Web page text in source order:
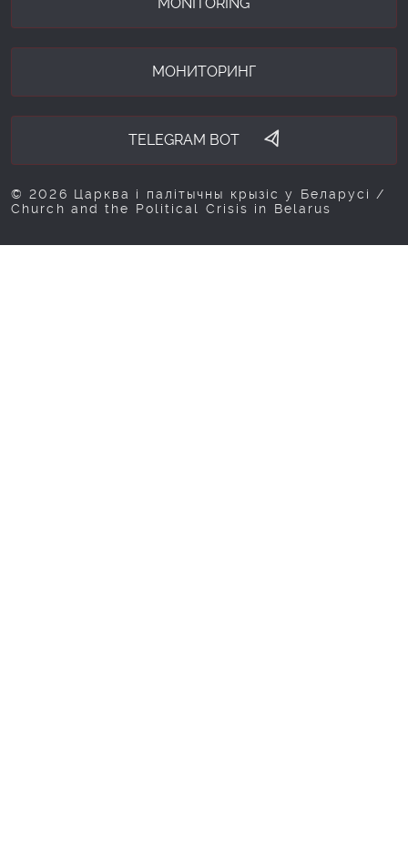
МОНИТОРИНГ
TELEGRAM BOT
© 2026 Царква і палітычны крызіс у Беларусі /
Church and the Political Crisis in Belarus